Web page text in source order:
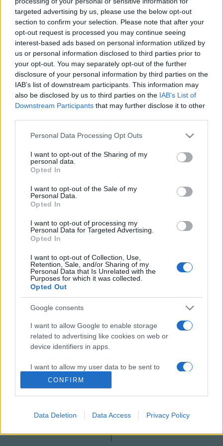
targeted advertising by us, please use the below opt-out
section to confirm your selection. Please note that after your
opt-out request is processed you may continue seeing
interest-based ads based on personal information utilized by
us or personal information disclosed to third parties prior to
your opt-out. You may separately opt-out of the further
disclosure of your personal information by third parties on the
IAB’s list of downstream participants. This information may
also be disclosed by us to third parties on the IAB’s List of
Downstream Participants that may further disclose it to other
Please note that this website/app uses one or more Google
not limited to your visit or usage behaviour. You may click to
grant or deny consent to Google and its third-party tags to
use your data for below specified purposes in below Google
consent section.
Personal Data Processing Opt Outs
I want to opt-out of the Sharing of my
personal data.
Opted In
I want to opt-out of the Sale of my
Personal Data.
Opted In
I want to opt-out of processing my
Personal Data for Targeted Advertising.
Opted In
I want to opt-out of Collection, Use,
Retention, Sale, and/or Sharing of my
Personal Data that Is Unrelated with the
Purposes for which it was collected.
Opted Out
Google consents
I want to allow Google to enable storage
related to advertising like cookies on web or
device identifiers in apps.
I want to allow my user data to be sent to
Google for online advertising purposes.
I want to allow Google to send me
CONFIRM
Data Deletion Data Access Privacy Policy
a trendi nemzetközi fogások és az új hullámos finomságok
szintén helyet kapnak. A falatozást minőségi borok,
kisüzemi sörök, koktélok, izgalmas workshopok, az estéket
pedig koncertek és DJ-szettek teszik teljessé.
FESZTIVÁL GASZTROKULTÚRA
GOURMET FESZTIVÁL
KÖVETKEZŐ ESEMÉNY
BOTH MIKLÓS DÍJÁTADÓ EMLÉKKONCERT
ÉVFORDULÓ
HAGYOMÁNYOK HÁZA
HALMOS BÉLA KONCERT
PRÍMÁS
PROGRAM
TÁNCHÁZMOZGALOM
Halmos Béla-emlékkoncert a
Hagyományok Házában
HELYSZÍN: BUDAPEST, CORVIN TÉR 8.